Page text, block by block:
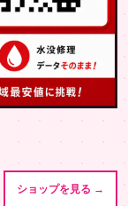
ショップを見る →